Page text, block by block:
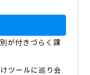
が付きづらく課
ツールに巡り会